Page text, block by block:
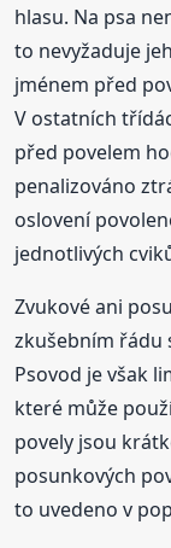
hlasu. Na psa
to nevyžaduje
jménem před
V ostatních
před povelem
penalizováno
oslovení
jednotlivých
Zvukové ani
zkušebním řádu
Psovod je však
které může
povely jsou
posunkových
to uvedeno v